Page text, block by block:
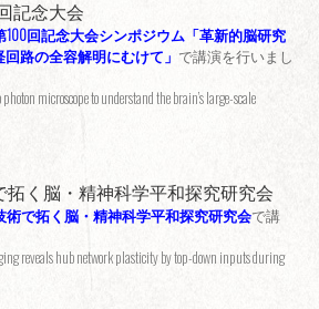
記念大会
100回記念大会シンポジウム「革新的脳研究
路の全容解明にむけて」 で講演を行いまし
microscope to understand the brain’s large-scale
拓く脳・精神科学平和探究研究会
術で拓く脳・精神科学平和探究研究会で講
reveals hub network plasticity by top-down inputs during